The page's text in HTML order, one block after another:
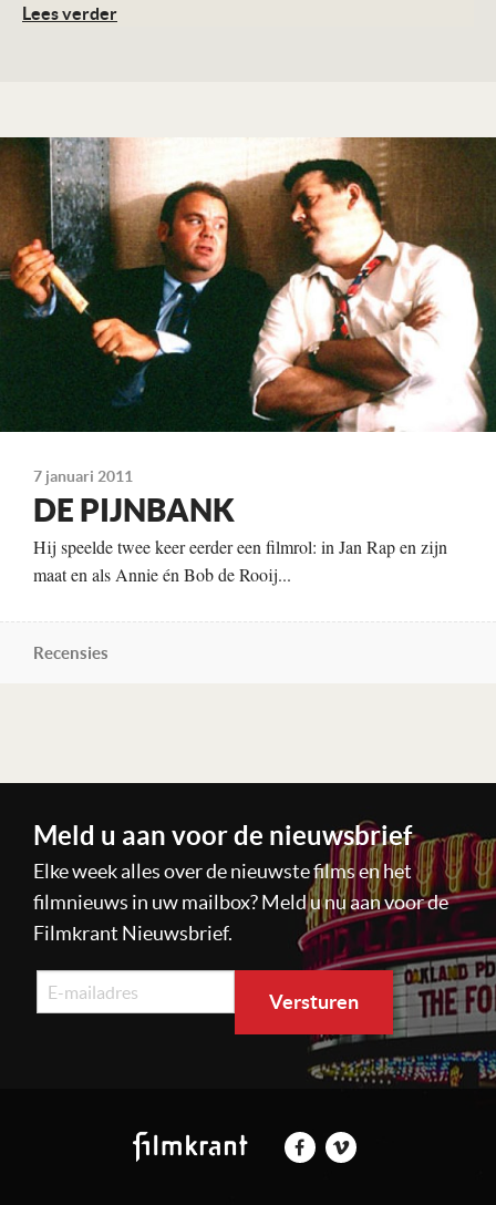
Montage
Paul de Leeuw
Jack Wouterse
Eric van Sauers
Roeland Fernhout
Kleur, 102 minuten
Distributie
Shooting Star Film Distribution
Lees verder
7 januari 2011
DE PIJNBANK
Hij speelde twee keer eerder een filmrol: in Jan Rap en zijn
maat en als Annie én Bob de Rooij...
Recensies
Meld u aan voor de nieuwsbrief
Elke week alles over de nieuwste films en het
filmnieuws in uw mailbox? Meld u nu aan voor de
Filmkrant Nieuwsbrief.